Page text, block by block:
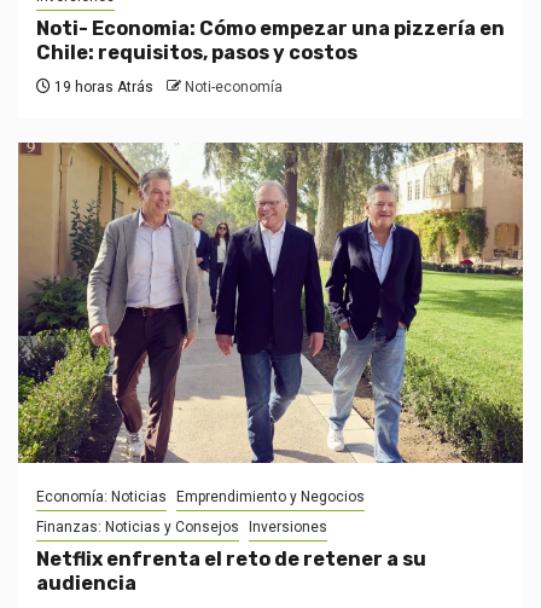
Noti- Economia: Cómo empezar una pizzería en
Chile: requisitos, pasos y costos
19 horas Atrás Noti-economía
Economía: Noticias
Emprendimiento y Negocios
Finanzas: Noticias y Consejos
Inversiones
Netflix enfrenta el reto de retener a su
audiencia